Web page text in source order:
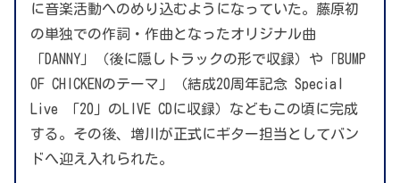
に音楽活動へのめり込むようになっていた。藤原初
の単独での作詞・作曲となったオリジナル曲
「DANNY」（後に隠しトラックの形で収録）や「BUMP
OF CHICKENのテーマ」（結成20周年記念 Special
Live 「20」のLIVE CDに収録）などもこの頃に完成
する。その後、増川が正式にギター担当としてバン
ドへ迎え入れられた。